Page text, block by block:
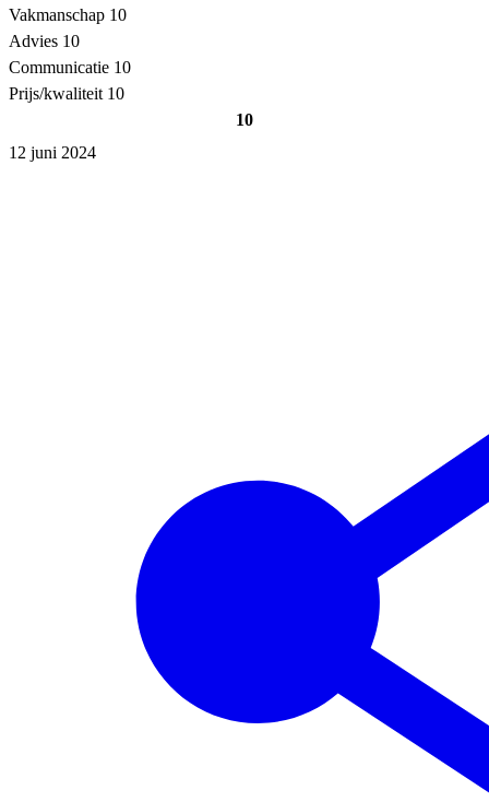
Vakmanschap 10
Advies 10
Communicatie 10
Prijs/kwaliteit 10
10
12 juni 2024